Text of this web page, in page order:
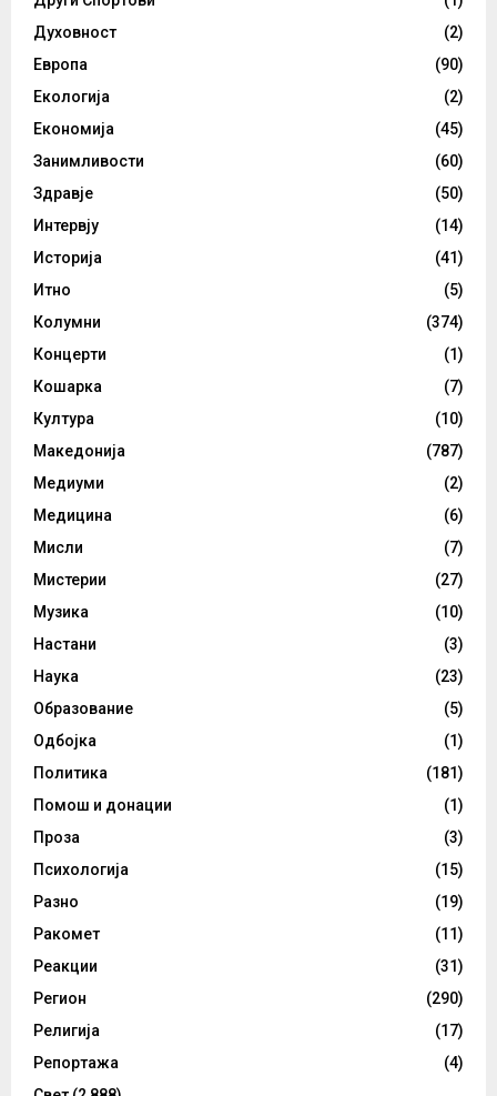
Духовност
(2)
Европа
(90)
Екологија
(2)
Економија
(45)
Занимливости
(60)
Здравје
(50)
Интервју
(14)
Историја
(41)
Итно
(5)
Колумни
(374)
Концерти
(1)
Кошарка
(7)
Култура
(10)
Македонија
(787)
Медиуми
(2)
Медицина
(6)
Мисли
(7)
Мистерии
(27)
Музика
(10)
Настани
(3)
Наука
(23)
Образование
(5)
Одбојка
(1)
Политика
(181)
Помош и донации
(1)
Проза
(3)
Психологија
(15)
Разно
(19)
Ракомет
(11)
Реакции
(31)
Регион
(290)
Религија
(17)
Репортажа
(4)